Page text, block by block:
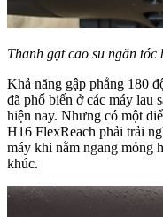
Thanh gạt cao su ngăn tóc
Khả năng gập phẳng 180
đã phổ biến ở các máy lau
hiện nay. Nhưng có một
H16 FlexReach phải trải
máy khi nằm ngang mỏng
khúc.